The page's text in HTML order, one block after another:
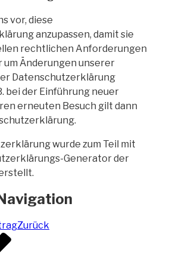
vor, diese
anzupassen, damit sie
rechtlichen Anforderungen
Änderungen unserer
Datenschutzerklärung
bei der Einführung neuer
erneuten Besuch gilt dann
wurde zum Teil mit
Generator der
Zurück